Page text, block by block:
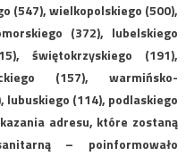
(547), wielkopolskiego (500),
(372), lubelskiego
świętokrzyskiego (191),
(157), warmińsko-
lubuskiego (114), podlaskiego
adresu, które zostaną
– poinformowało